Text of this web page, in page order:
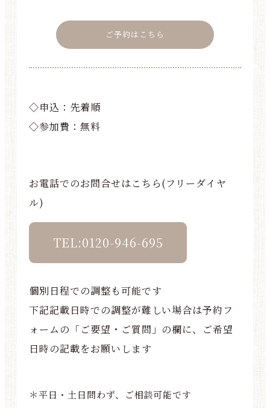
ご予約はこちら
◇申込：先着順
◇参加費：無料
お電話でのお問合せはこちら(フリーダイヤ
ル)
TEL:0120-946-695
個別日程での調整も可能です
下記記載日時での調整が難しい場合は予約フ
ォームの「ご要望・ご質問」の欄に、ご希望
日時の記載をお願いします
＊平日・土日問わず、ご相談可能です